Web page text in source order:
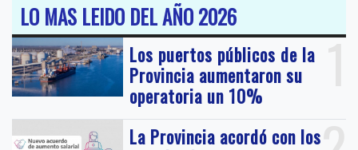
LO MAS LEIDO DEL AÑO 2026
1
Los puertos públicos de la
Provincia aumentaron su
operatoria un 10%
La Provincia acordó con los